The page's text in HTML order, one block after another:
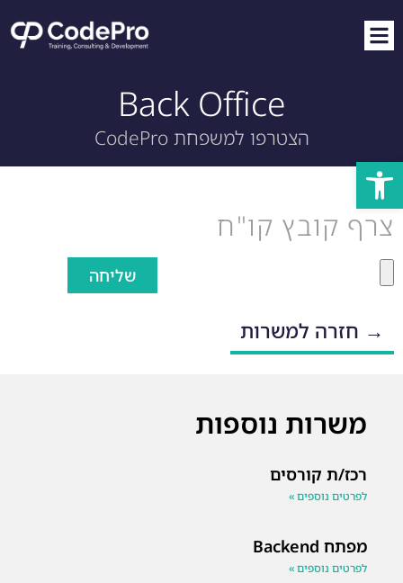
פתח סרגל נגישות
Back Office
הצטרפו למשפחת CodePro
צרף קובץ קו"ח
שליחה
→ חזרה למשרות
משרות נוספות
רכז/ת קורסים
לפרטים נוספים »
מפתח Backend
לפרטים נוספים »